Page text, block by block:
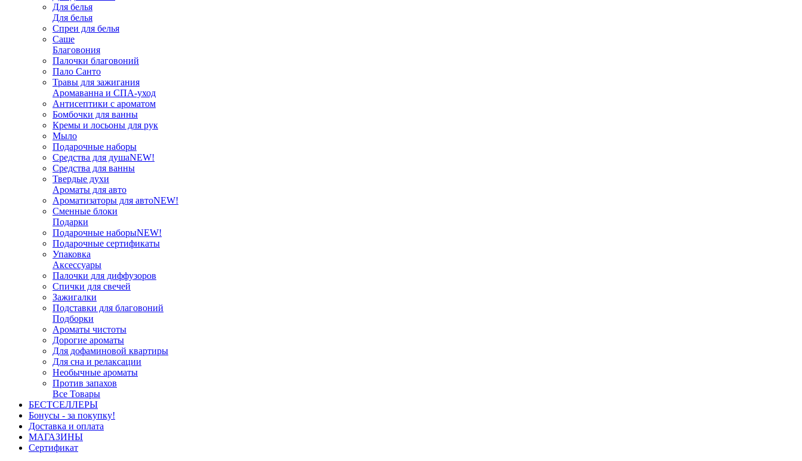
Для белья
Для белья
Спреи для белья
Саше
Благовония
Палочки благовоний
Пало Санто
Травы для зажигания
Аромаванна и СПА-уход
Антисептики с ароматом
Бомбочки для ванны
Кремы и лосьоны для рук
Мыло
Подарочные наборы
Средства для душаNEW!
Средства для ванны
Твердые духи
Ароматы для авто
Ароматизаторы для автоNEW!
Сменные блоки
Подарки
Подарочные наборыNEW!
Подарочные сертификаты
Упаковка
Аксессуары
Палочки для диффузоров
Спички для свечей
Зажигалки
Подставки для благовоний
Подборки
Ароматы чистоты
Дорогие ароматы
Для дофаминовой квартиры
Для сна и релаксации
Необычные ароматы
Против запахов
Все Товары
БЕСТСЕЛЛЕРЫ
Бонусы - за покупку!
Доставка и оплата
МАГАЗИНЫ
Cертификат